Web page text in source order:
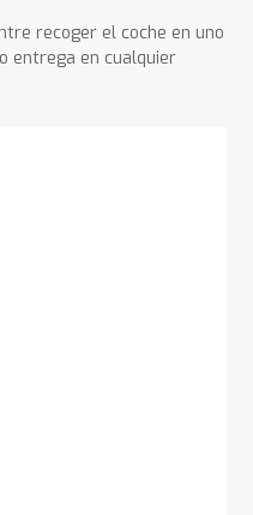
recoger el coche en uno
entrega en cualquier